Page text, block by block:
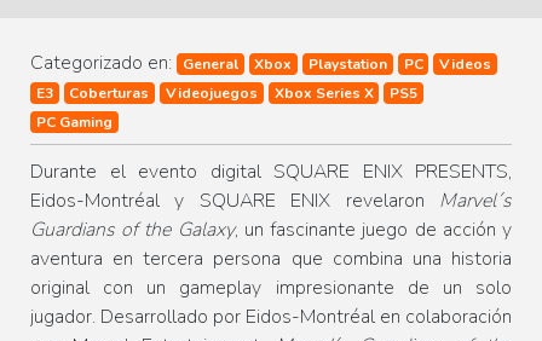
Categorizado en: General Xbox Playstation PC
Videos
E3
Coberturas Videojuegos Xbox Series X
PS5
PC Gaming
Durante el evento digital SQUARE ENIX PRESENTS,
Eidos-Montréal y SQUARE ENIX revelaron
Marvel´s
Guardians of the Galaxy, un fascinante juego de acción y
aventura en tercera persona que combina una historia
original con un gameplay impresionante de un solo
jugador. Desarrollado por Eidos-Montréal en colaboración